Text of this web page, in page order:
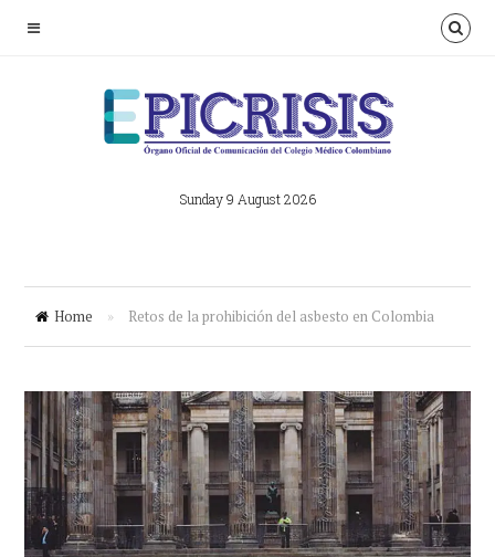
Sunday 9 August 2026
Home » Retos de la prohibición del asbesto en Colombia